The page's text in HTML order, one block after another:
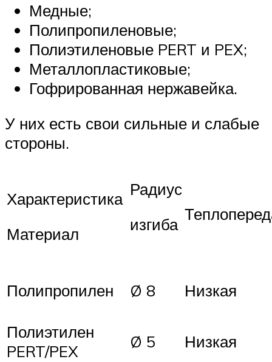
Медные;
Полипропиленовые;
Полиэтиленовые PERT и PEX;
Металлопластиковые;
Гофрированная нержавейка.
У них есть свои сильные и слабые
стороны.
Характеристика
Материал
Радиус
изгиба
Полипропилен Ø 8 Низкая
Полиэтилен
PERT/PEX
Ø 5 Низкая